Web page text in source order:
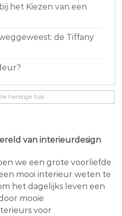
het Kiezen van een
de Tiffany
handige tips
van interieurdesign
we een grote voorliefde
mooi interieur weten te
het dagelijks leven een
mooie
voor